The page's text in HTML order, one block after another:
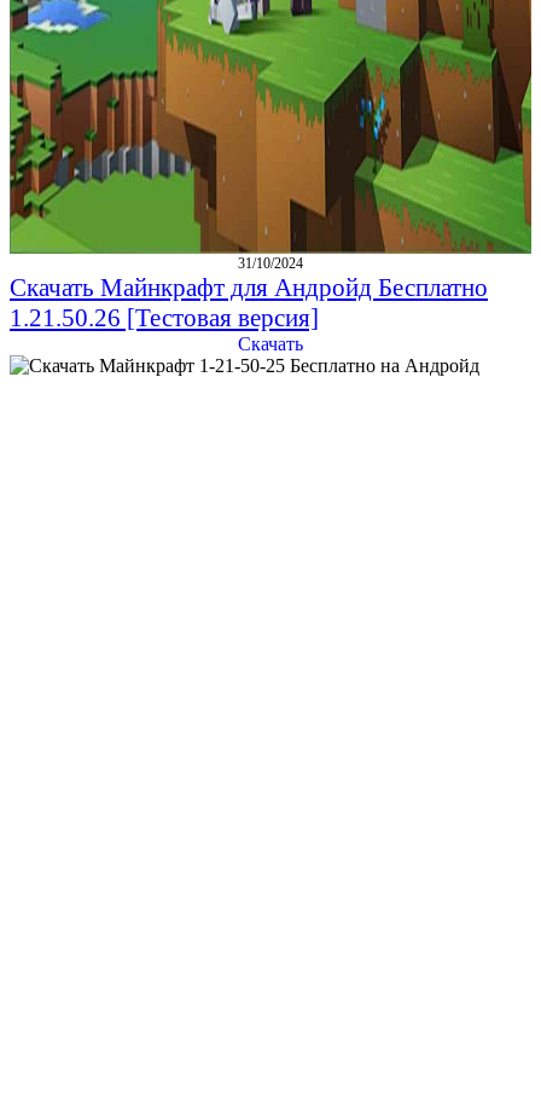
Скачать Майнкрафт для Андройд Бесплатно
1.21.50.26 [Тестовая версия]
31/10/2024
Скачать